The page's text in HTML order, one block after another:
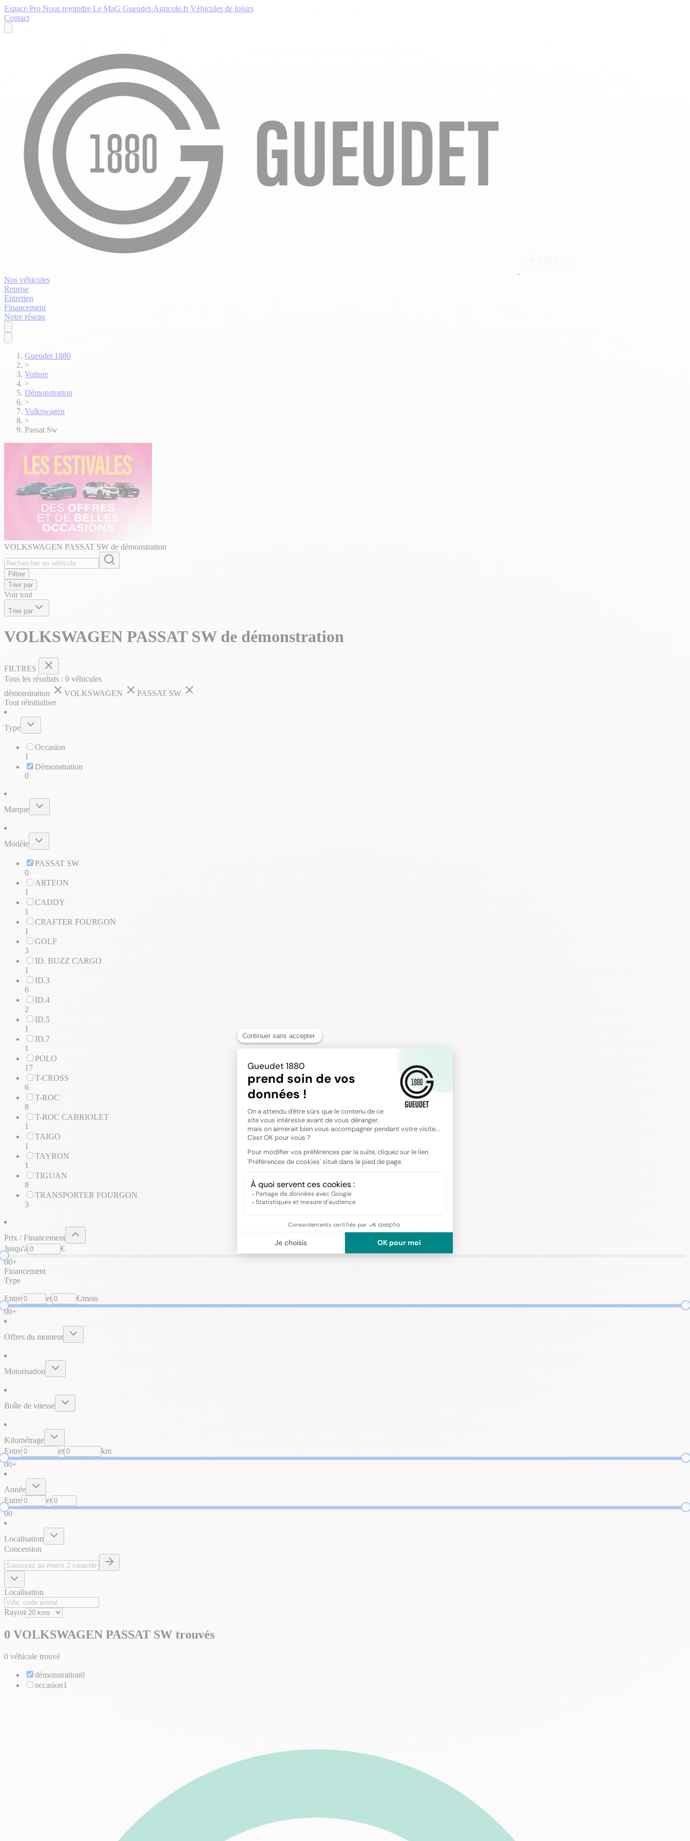
Espace Pro Nous rejoindre Le MaG Gueudet-Agricole.fr Véhicules de loisirs
Contact
Nos véhicules
Reprise
Entretien
Financement
Notre réseau
Gueudet 1880
>
Voiture
>
Démonstration
>
Volkswagen
>
Passat Sw
VOLKSWAGEN PASSAT SW de démonstration
Filtrer
Trier par
Voir tout
Trier par
VOLKSWAGEN PASSAT SW de démonstration
FILTRES
Tous les résultats : 0 véhicules
démonstration
VOLKSWAGEN
PASSAT SW
Tout réinitialiser
Type
Occasion
1
Démonstration
0
Marque
Modèle
PASSAT SW
0
ARTEON
1
CADDY
1
CRAFTER FOURGON
1
GOLF
3
ID. BUZZ CARGO
1
ID.3
6
ID.4
2
ID.5
1
ID.7
1
POLO
17
T-CROSS
6
T-ROC
8
T-ROC CABRIOLET
1
TAIGO
1
TAYRON
1
TIGUAN
8
TRANSPORTER FOURGON
3
Prix / Financement
Jusqu'à
€
00+
Financement
Type
Entre et
€/mois
00+
Offres du moment
Motorisation
Boîte de vitesse
Kilométrage
Entre
et
km
00+
Année
Entre
et
00
Localisation
Concession
Localisation
Rayon
0 VOLKSWAGEN PASSAT SW trouvés
0 véhicule trouvé
démonstration0
occasion1